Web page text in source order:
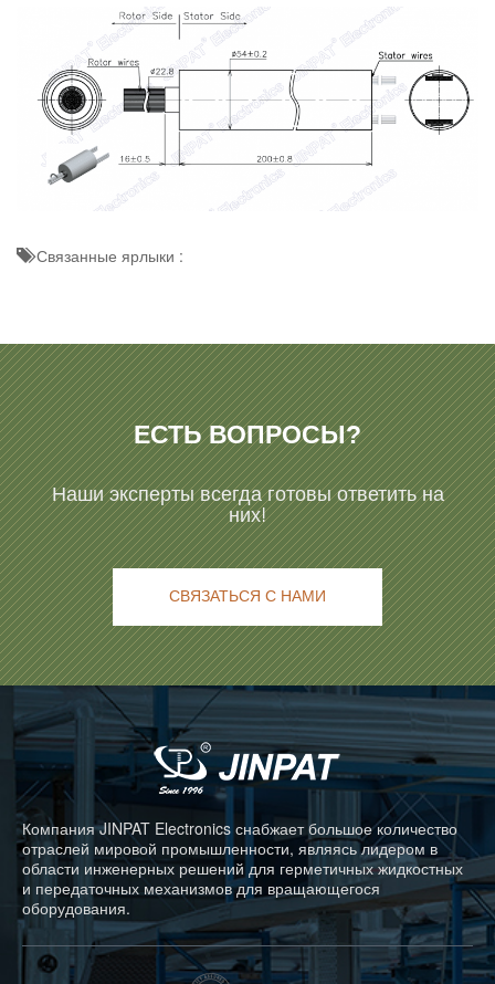
Связанные ярлыки :
ЕСТЬ ВОПРОСЫ?
Наши эксперты всегда готовы ответить на
них!
СВЯЗАТЬСЯ С НАМИ
Компания JINPAT Electronics снабжает большое количество
отраслей мировой промышленности, являясь лидером в
области инженерных решений для герметичных жидкостных
и передаточных механизмов для вращающегося
оборудования.